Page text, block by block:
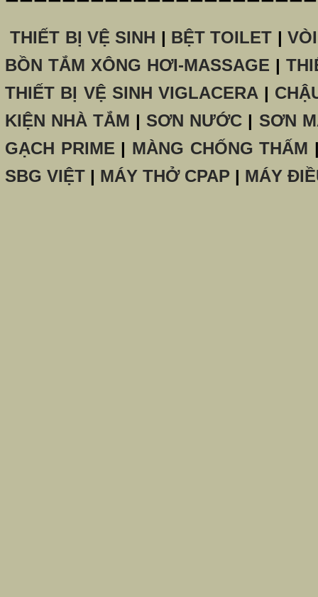
THIẾT BỊ VỆ SINH | BỆT TOILET |
BỒN TẮM XÔNG HƠI-MASSAGE |
THIẾT BỊ VỆ SINH VIGLACERA|
KIỆN NHÀ TẮM | SƠN NƯỚC | SƠN
GẠCH PRIME | MÀNG CHỐNG THẤM
SBG VIỆT | MÁY THỞ CPAP | MÁY